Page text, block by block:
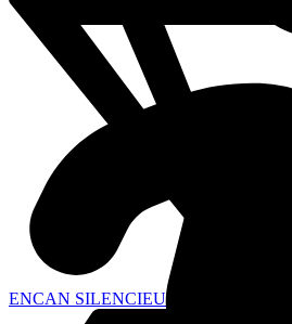
ENCAN SILENCIEUX - Sentier 1